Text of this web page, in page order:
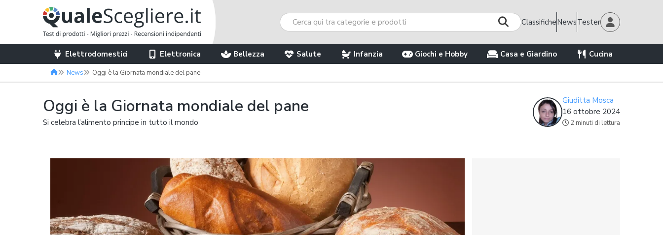
ClassificheNewsTester
Elettrodomestici Elettronica Bellezza Salute Infanzia Giochi e Hobby Casa e Giardino Cucina
News Oggi è la Giornata mondiale del pane
Oggi è la Giornata mondiale del pane
Si celebra l’alimento principe in tutto il mondo
Giuditta Mosca
16 ottobre 2024
2 minuti di lettura